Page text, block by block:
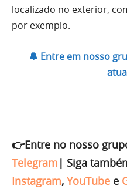
localizado no exterior,
por exemplo.
🔔 Entre em nosso
👉Entre no nosso
Telegram | Siga
Instagram, YouTube e